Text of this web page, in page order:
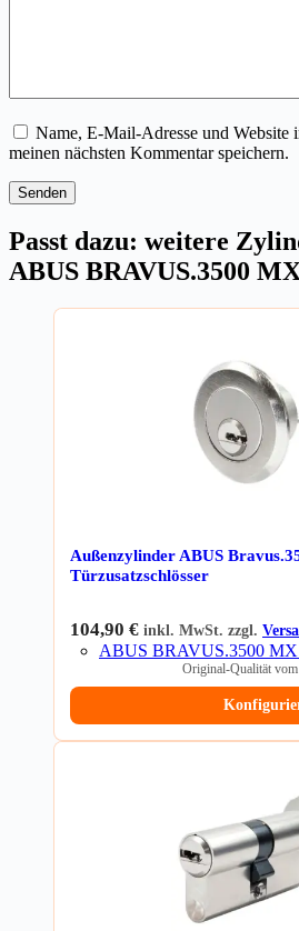
Name, E-Mail-Adresse und Website
meinen nächsten Kommentar speichern.
Senden
Passt dazu: weitere
ABUS BRAVUS.3500
Außenzylinder ABUS
Türzusatzschlösser
104,90 € inkl. MwSt. zzgl.
ABUS BRAVUS.3500 MX
Original-Qualität vom